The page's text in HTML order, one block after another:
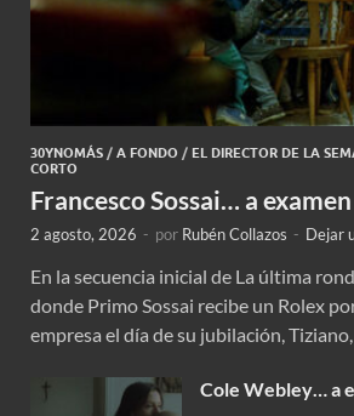
30YNOMÁS / A FONDO / EL DIRECTOR DE LA
CORTO
Francesco Sossai… a examen
2 agosto, 2026 - por Rubén Collazos - Dejar
En la secuencia inicial de La última
donde Primo Sossai recibe un Rolex
empresa el día de su jubilación,
Cole Webley… a